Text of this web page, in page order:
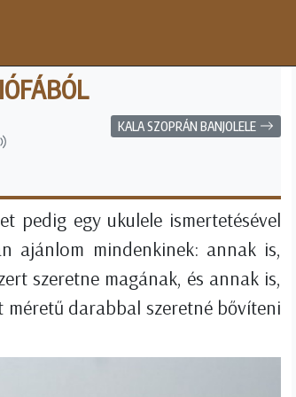
KALA SZOPRÁN BANJOLELE
pedig egy ukulele ismertetésével
ajánlom mindenkinek: annak is,
szeretne magának, és annak is,
méretű darabbal szeretné bővíteni